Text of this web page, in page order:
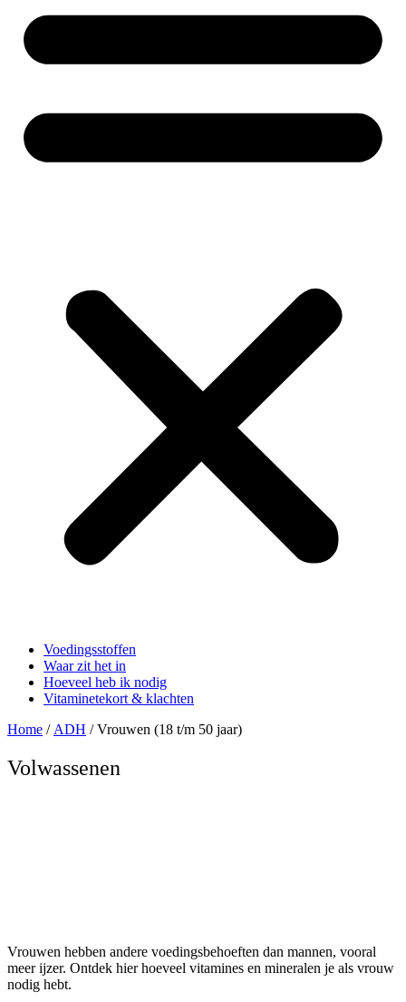
Voedingsstoffen
Waar zit het in
Hoeveel heb ik nodig
Vitaminetekort & klachten
Home / ADH / Vrouwen (18 t/m 50 jaar)
Volwassenen
Vrouwen hebben andere voedingsbehoeften dan mannen, vooral
meer ijzer. Ontdek hier hoeveel vitamines en mineralen je als vrouw
nodig hebt.